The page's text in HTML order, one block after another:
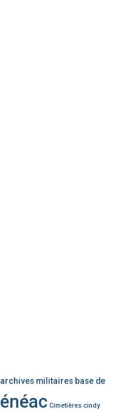
archives militaires base de
Cimetières cindy